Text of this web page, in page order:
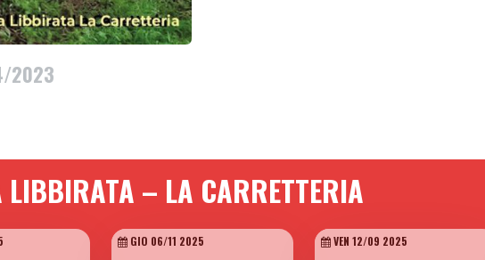
2023
LIBBIRATA – LA CARRETTERIA
GIO 06/11 2025 VEN 12/09 2025